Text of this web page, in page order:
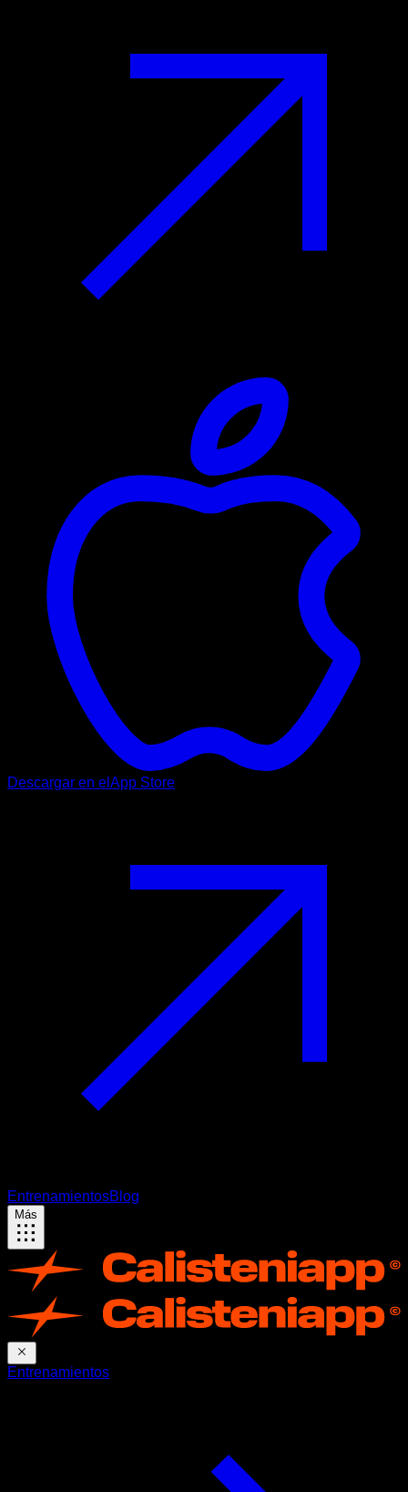
Descargar en el App Store
EntrenamientosBlog
Más
Entrenamientos